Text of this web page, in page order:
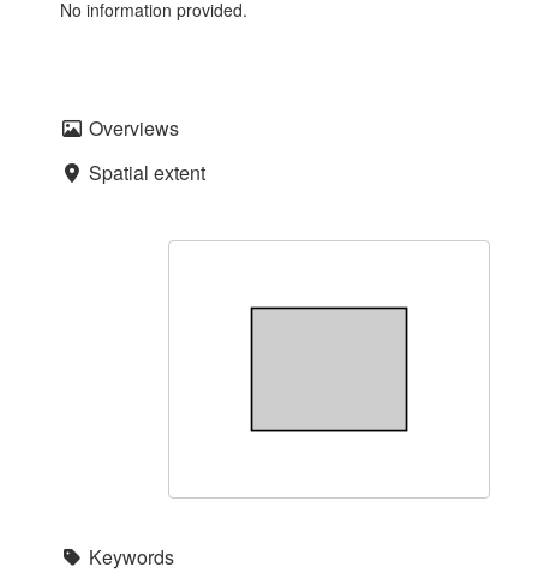
No information provided.
Overviews
Spatial extent
Keywords